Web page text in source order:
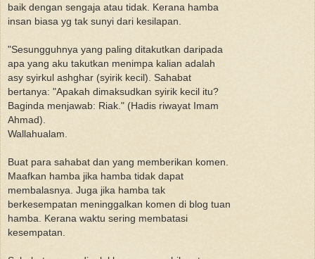
baik dengan sengaja atau tidak. Kerana hamba
insan biasa yg tak sunyi dari kesilapan.
"Sesungguhnya yang paling ditakutkan daripada
apa yang aku takutkan menimpa kalian adalah
asy syirkul ashghar (syirik kecil). Sahabat
bertanya: "Apakah dimaksudkan syirik kecil itu?
Baginda menjawab: Riak." (Hadis riwayat Imam
Ahmad).
Wallahualam.
Buat para sahabat dan yang memberikan komen.
Maafkan hamba jika hamba tidak dapat
membalasnya. Juga jika hamba tak
berkesempatan meninggalkan komen di blog tuan
hamba. Kerana waktu sering membatasi
kesempatan.